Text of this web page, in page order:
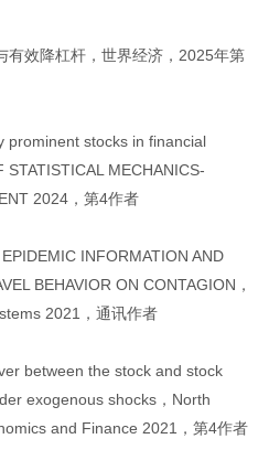
有效降杠杆，世界经济，2025年第
prominent stocks in financial
MECHANICS-
2024，第4作者
INFORMATION AND
BEHAVIOR ON CONTAGION，
2021，通讯作者
between the stock and stock
exogenous shocks，North
and Finance 2021，第4作者